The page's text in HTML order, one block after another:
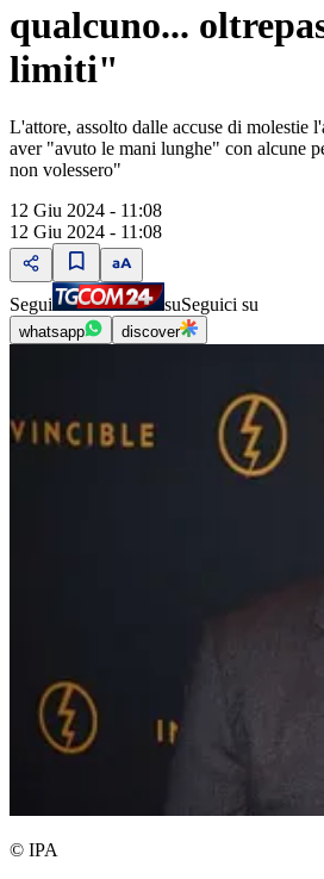
qualcuno...
limiti"
L'attore, assolto dalle accuse di molestie
aver "avuto le mani lunghe" con alcune
non volessero"
12 Giu 2024 - 11:08
12 Giu 2024 - 11:08
Segui suSeguici su
whatsapp discover
© IPA